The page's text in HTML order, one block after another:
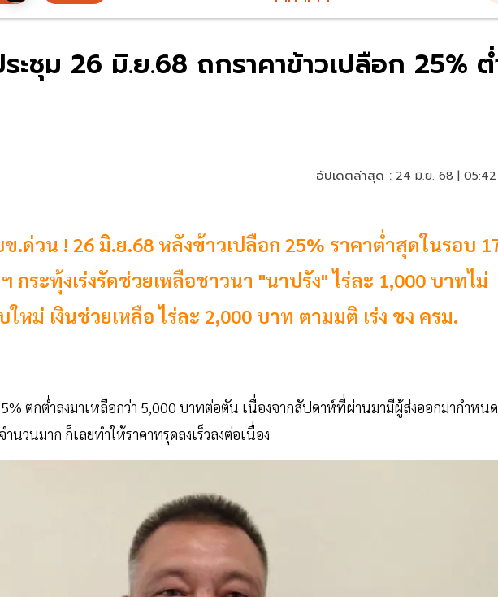
ะชุม 26 มิ.ย.68 ถกราคาข้าวเปลือก 25%
อัปเดตล่าสุด : 24 มิ.ย. 68 |
.ด่วน ! 26 มิ.ย.68 หลังข้าวเปลือก 25% ราคาต่ำสุดในรอบ
ระทุ้งเร่งรัดช่วยเหลือชาวนา "นาปรัง" ไร่ละ 1,000 บาทไม่
ใหม่ เงินช่วยเหลือ ไร่ละ 2,000 บาท ตามมติ เร่ง ชง ครม.
ตกต่ำลงมาเหลือกว่า 5,000 บาทต่อตัน เนื่องจากสัปดาห์ที่ผ่านมามีผู้ส่งออกมากำหนด
นวนมาก ก็เลยทำให้ราคาทรุดลงเร็วลงต่อเนื่อง